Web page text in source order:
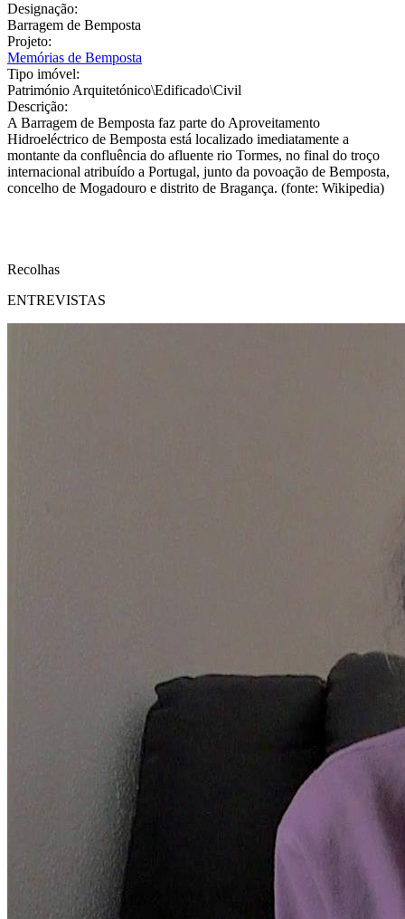
Designação:
Barragem de Bemposta
Projeto:
Memórias de Bemposta
Tipo imóvel:
Património Arquitetónico\Edificado\Civil
Descrição:
A Barragem de Bemposta faz parte do Aproveitamento
Hidroeléctrico de Bemposta está localizado imediatamente a
montante da confluência do afluente rio Tormes, no final do troço
internacional atribuído a Portugal, junto da povoação de Bemposta,
concelho de Mogadouro e distrito de Bragança. (fonte: Wikipedia)
Recolhas
ENTREVISTAS